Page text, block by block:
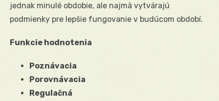
jednak minulé obdobie, ale najmä vytvárajú
podmienky pre lepšie fungovanie v budúcom období.
Funkcie hodnotenia
Poznávacia
Porovnávacia
Regulačná